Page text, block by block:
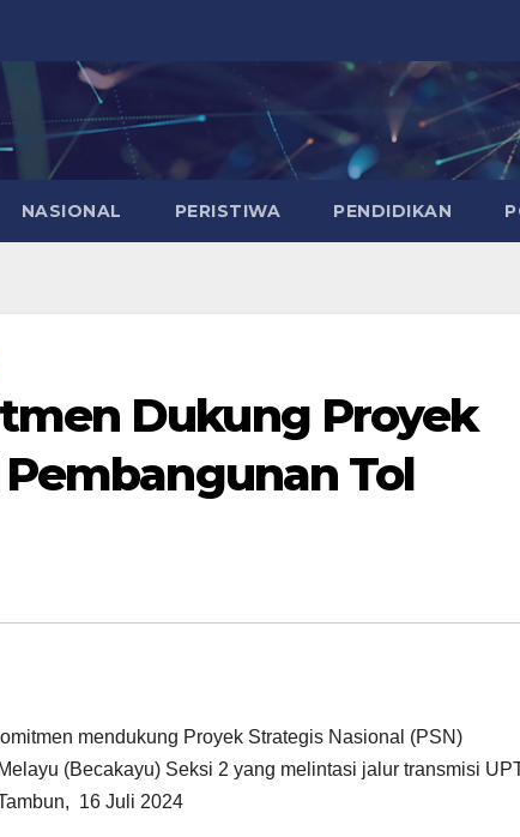
NASIONAL PERISTIWA PENDIDIKAN
Dukung Proyek
Tol
mendukung Proyek Strategis Nasional (PSN)
(Becakayu) Seksi 2 yang melintasi jalur transmisi
16 Juli 2024